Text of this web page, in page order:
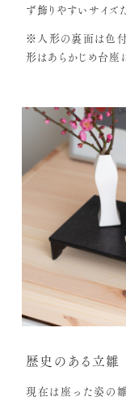
ず飾りやすいサイズ
※人形の裏面は色付
形はあらかじめ台座
歴史のある立雛
現在は座った姿の